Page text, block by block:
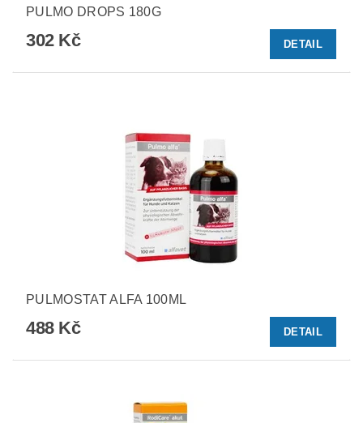
PULMO DROPS 180G
302 Kč DETAIL
PULMOSTAT ALFA 100ML
488 Kč DETAIL